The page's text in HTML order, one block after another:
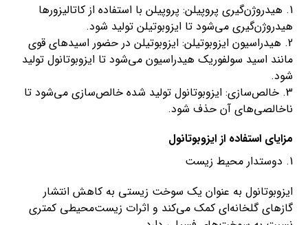
1. هیدروژن‌گیری پروپیلن: پروپیلن با استفاده از کاتالیزورها
هیدروژن‌گیری می‌شود تا ایزوبوتیلن تولید شود.
2. هیدراسیون ایزوبوتیلن: ایزوبوتیلن در حضور اسیدهای قوی
مانند اسید سولفوریک هیدراسیون می‌شود تا ایزوبوتانول تولید
شود.
3. خالص‌سازی: ایزوبوتانول تولید شده خالص‌سازی می‌شود تا
ناخالصی‌های آن حذف شود.
مزایای استفاده از ایزوبوتانول
1. دوستدار محیط زیست
ایزوبوتانول به عنوان یک سوخت زیستی به کاهش انتشار
گازهای گلخانه‌ای کمک می‌کند و اثرات زیست‌محیطی کمتری